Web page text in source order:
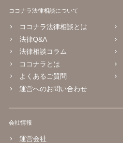
ココナラ法律相談について
ココナラ法律相談とは
法律Q&A
法律相談コラム
ココナラとは
よくあるご質問
運営へのお問い合わせ
会社情報
運営会社